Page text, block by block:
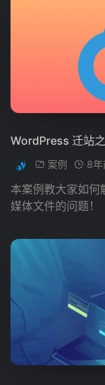
WordPress 迁站
案例 8年
本案例教大家如
媒体文件的问题！